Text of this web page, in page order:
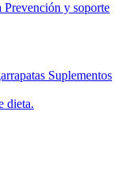
Prevención y soporte
Suplementos
dieta.